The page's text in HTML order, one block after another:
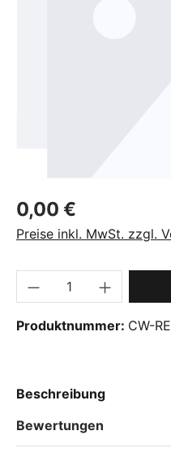
Regulärer Preis:
0,00 €
Preise inkl. MwSt. zzgl.
Produkt Anzahl:
Produktnummer: CW-
Beschreibung
Bewertungen